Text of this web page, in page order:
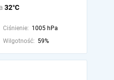
32°C
Ciśnienie: 1005 hPa
Wilgotność: 59%